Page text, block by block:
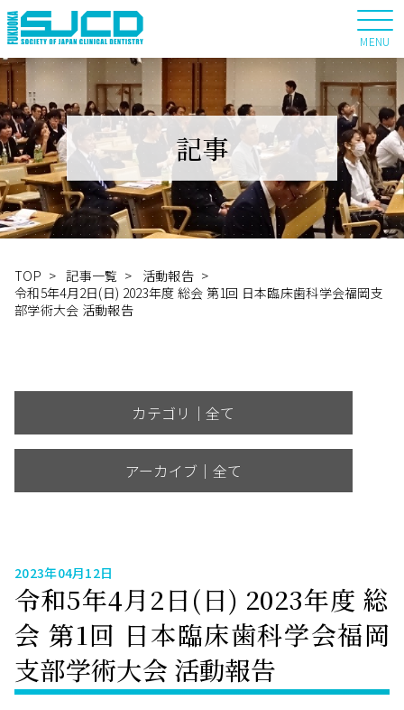
MENU
記事
TOP > 記事一覧 > 活動報告 >
令和5年4月2日(日) 2023年度 総会 第1回 日本臨床歯科学会福岡支
部学術大会 活動報告
カテゴリ｜全て
アーカイブ｜全て
2023年04月12日
令和5年4月2日(日) 2023年度 総
会 第1回 日本臨床歯科学会福岡
支部学術大会 活動報告